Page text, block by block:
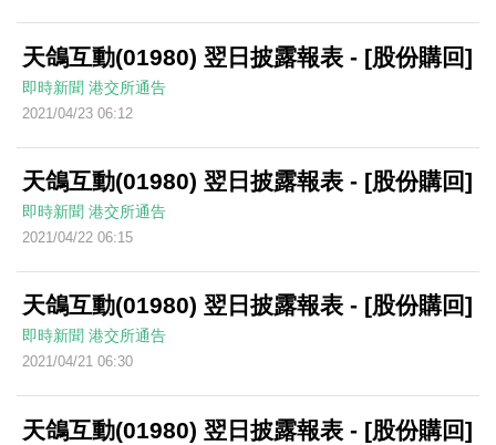
天鴿互動(01980) 翌日披露報表 - [股份購回]
即時新聞 港交所通告
2021/04/23 06:12
天鴿互動(01980) 翌日披露報表 - [股份購回]
即時新聞 港交所通告
2021/04/22 06:15
天鴿互動(01980) 翌日披露報表 - [股份購回]
即時新聞 港交所通告
2021/04/21 06:30
天鴿互動(01980) 翌日披露報表 - [股份購回]